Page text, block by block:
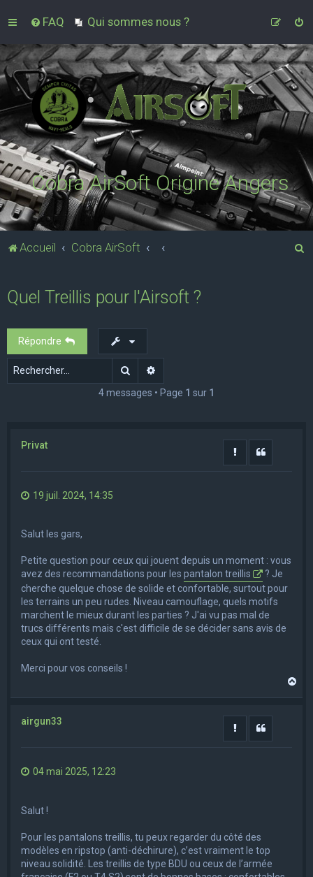
FAQ Qui sommes nous ?
Cobra AirSoft Origine Angers
Accueil Cobra AirSoft
Quel Treillis pour l'Airsoft ?
Répondre
Rechercher
4 messages • Page 1 sur 1
Privat
Rapporter le
19 juil. 2024, 14:35
Salut les gars,
Petite question pour ceux qui jouent depuis un moment : vous
avez des recommandations pour les pantalon treillis
? Je
cherche quelque chose de solide et confortable, surtout pour
les terrains un peu rudes. Niveau camouflage, quels motifs
marchent le mieux durant les parties ? J'ai vu pas mal de
trucs différents mais c'est difficile de se décider sans avis de
ceux qui ont testé.
Merci pour vos conseils !
airgun33
Rapporter le
04 mai 2025, 12:23
Salut !
Pour les pantalons treillis, tu peux regarder du côté des
modèles en ripstop (anti-déchirure), c’est vraiment le top
niveau solidité. Les treillis de type BDU ou ceux de l’armée